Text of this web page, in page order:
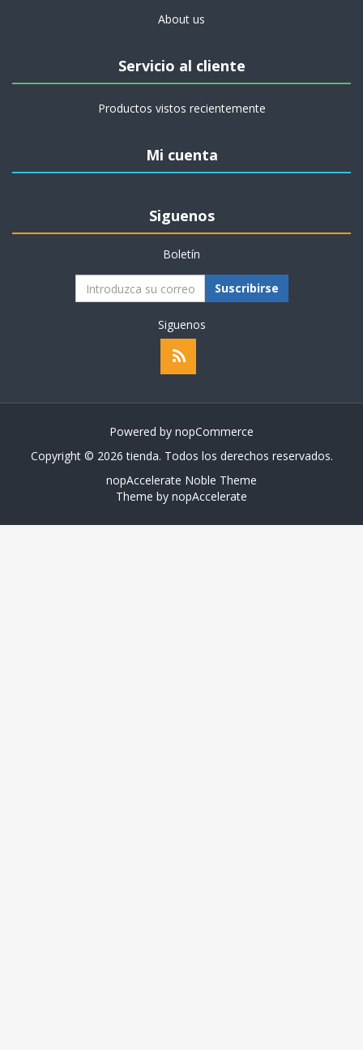
About us
Servicio al cliente
Productos vistos recientemente
Mi cuenta
Siguenos
Boletín
Suscribirse
Siguenos
Powered by nopCommerce
Copyright © 2026 tienda. Todos los derechos reservados.
nopAccelerate Noble Theme
Theme by nopAccelerate